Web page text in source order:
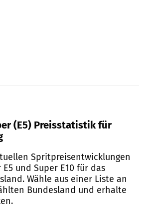
(E5) Preisstatistik für
Spritpreisentwicklungen
und Super E10 für das
Wähle aus einer Liste an
Bundesland und erhalte